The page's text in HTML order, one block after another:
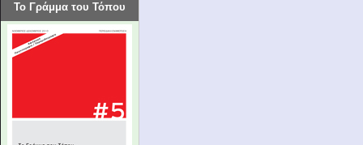
Το Γράμμα του Τόπου